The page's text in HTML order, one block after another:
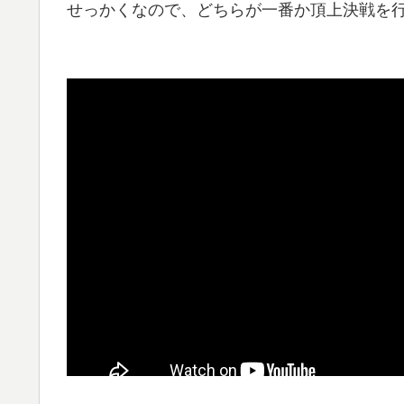
せっかくなので、どちらが一番か頂上決戦を